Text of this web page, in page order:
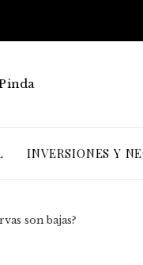
INVERSIONES Y
son bajas?